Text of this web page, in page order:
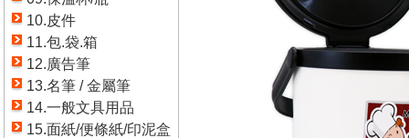
10.皮件
11.包.袋.箱
12.廣告筆
13.名筆 / 金屬筆
14.一般文具用品
15.面紙/便條紙/印泥盒